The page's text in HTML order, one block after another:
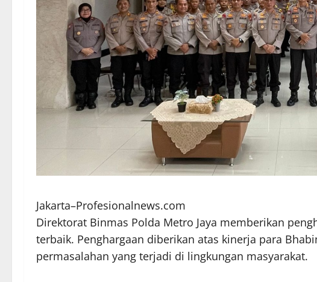
Jakarta–Profesionalnews.com
Direktorat Binmas Polda Metro Jaya memberikan
terbaik. Penghargaan diberikan atas kinerja para
permasalahan yang terjadi di lingkungan masyarakat.